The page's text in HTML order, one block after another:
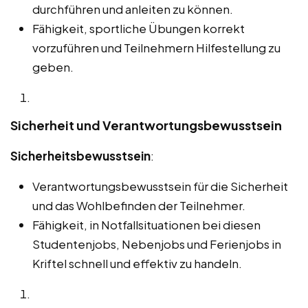
durchführen und anleiten zu können.
Fähigkeit, sportliche Übungen korrekt
vorzuführen und Teilnehmern Hilfestellung zu
geben.
Sicherheit und Verantwortungsbewusstsein
Sicherheitsbewusstsein:
Verantwortungsbewusstsein für die Sicherheit
und das Wohlbefinden der Teilnehmer.
Fähigkeit, in Notfallsituationen bei diesen
Studentenjobs, Nebenjobs und Ferienjobs in
Kriftel schnell und effektiv zu handeln.